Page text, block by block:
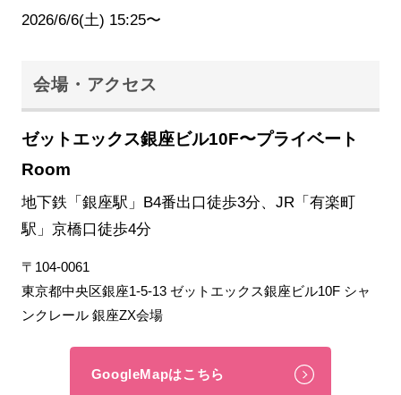
2026/6/6(土) 15:25〜
会場・アクセス
ゼットエックス銀座ビル10F〜プライベート
Room
地下鉄「銀座駅」B4番出口徒歩3分、JR「有楽町
駅」京橋口徒歩4分
〒104-0061
東京都中央区銀座1-5-13 ゼットエックス銀座ビル10F シャ
ンクレール 銀座ZX会場
GoogleMapはこちら